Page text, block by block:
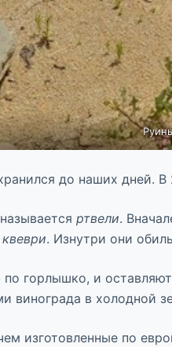
до наших дней.
ртвели.
квеври. Изнутри они
горлышко, и
винограда в холодной
изготовленные по